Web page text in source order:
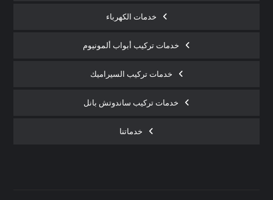
خدمات الكهرباء
خدمات تركيب أبواب ألمونيوم
خدمات تركيب السيراميك
خدمات تركيب ساندوتش بانل
خدماتنا